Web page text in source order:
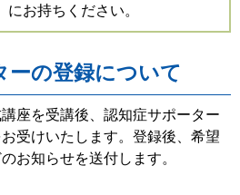
お持ちください。
ーの登録について
座を受講後、認知症サポーター
受けいたします。登録後、希望
お知らせを送付します。